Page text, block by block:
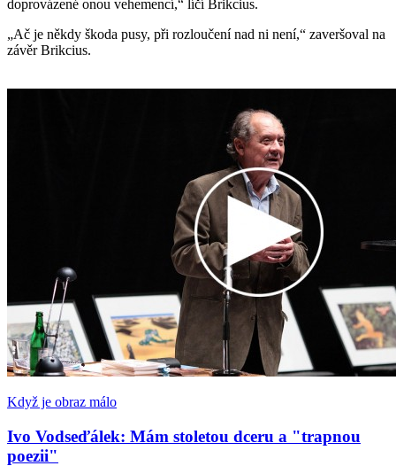
doprovázené onou vehemencí,“ líčí Brikcius.
„Ač je někdy škoda pusy, při rozloučení nad ni není,“ zaveršoval na
závěr Brikcius.
Když je obraz málo
Ivo Vodseďálek: Mám stoletou dceru a "trapnou
poezii"